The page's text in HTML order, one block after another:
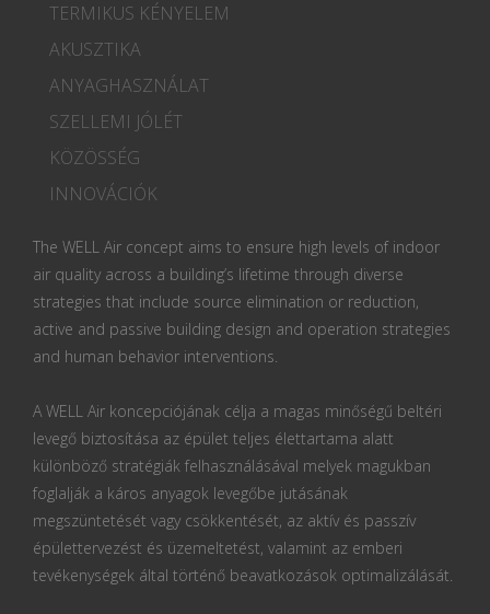
TERMIKUS KÉNYELEM
AKUSZTIKA
ANYAGHASZNÁLAT
SZELLEMI JÓLÉT
KÖZÖSSÉG
INNOVÁCIÓK
The WELL Air concept aims to ensure high levels of indoor
air quality across a building’s lifetime through diverse
strategies that include source elimination or reduction,
active and passive building design and operation strategies
and human behavior interventions.
A WELL Air koncepciójának célja a magas minőségű beltéri
levegő biztosítása az épület teljes élettartama alatt
különböző stratégiák felhasználásával melyek magukban
foglalják a káros anyagok levegőbe jutásának
megszüntetését vagy csökkentését, az aktív és passzív
épülettervezést és üzemeltetést, valamint az emberi
tevékenységek által történő beavatkozások optimalizálását.